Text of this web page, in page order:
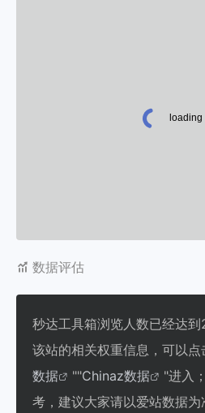
数据评估
秒达工具箱浏览人数已经达
该站的相关权重信息，可以点
数据
""Chinaz数据
"进入
考，建议大家请以爱站数据